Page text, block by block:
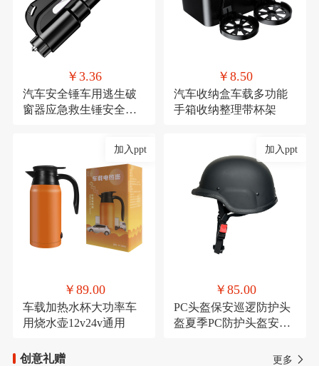
￥3.36
汽车安全锤车用逃生破
窗器应急救生锤安全带
￥8.50
汽车收纳盒车载多功能
手箱收纳整理带杯架
加入ppt
￥89.00
车载加热水杯大功率车
用烧水壶12v24v通用
加入ppt
￥85.00
PC头盔保安巡逻防护头
盔夏季PC防护头盔安保
创意礼赠
更多